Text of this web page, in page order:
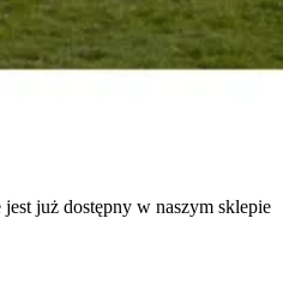
już dostępny w naszym sklepie